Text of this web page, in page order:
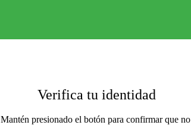
Verifica tu identidad
Mantén presionado el botón para confirmar que no